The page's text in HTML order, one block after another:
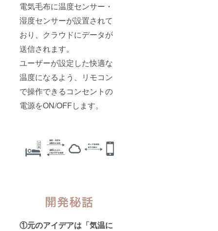
電気毛布に温度センサー・
湿度センサーが設置されて
おり、クラウドにデータが
送信されます。
ユーザーが設定した快適な
温度になるよう、リモコン
で操作できるコンセントの
電源をON/OFFします。
①元のアイデアは「気温に